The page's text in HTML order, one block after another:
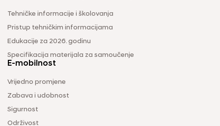
Tehničke informacije i školovanja
Pristup tehničkim informacijama
Edukacije za 2026. godinu
Specifikacija materijala za samoučenje
E-mobilnost
Vrijedno promjene
Zabava i udobnost
Sigurnost
Održivost